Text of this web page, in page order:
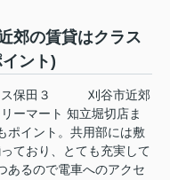
の賃貸はクラス
ント)
ネス保田３ 刈谷市近郊
ーマート 知立堀切店ま
ポイント。共用部には敷
ており、とても充実して
あるので電車へのアクセ